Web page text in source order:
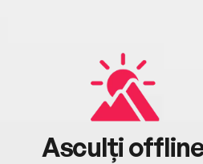
Asculți